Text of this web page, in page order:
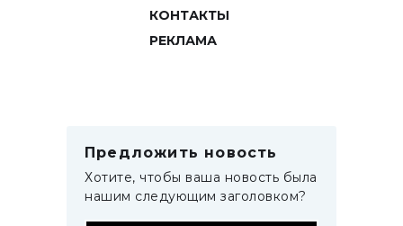
КОНТАКТЫ
РЕКЛАМА
Предложить новость
Хотите, чтобы ваша новость была
нашим следующим заголовком?